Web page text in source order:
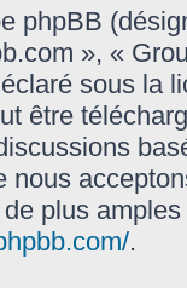
phpBB
», «
sous la
être
nous
plus
.